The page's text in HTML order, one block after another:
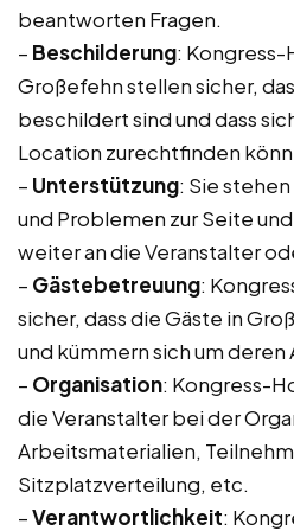
beantworten Fragen.
– Beschilderung: Kongress-
Großefehn stellen sicher,
beschildert sind und dass
Location zurechtfinden
– Unterstützung: Sie
und Problemen zur Seite
weiter an die Veranstalter
– Gästebetreuung:
sicher, dass die Gäste in
und kümmern sich um deren
– Organisation: Kongress-
die Veranstalter bei der
Arbeitsmaterialien,
Sitzplatzverteilung, etc.
–Verantwortlichkeit: